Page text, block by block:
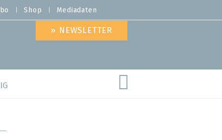
Shop Mediadaten
» NEWSLETTER